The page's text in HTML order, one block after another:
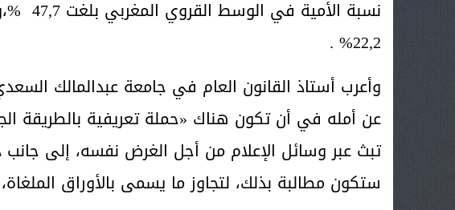
22,2% .
وأعرب أستاذ القانون العام في جامعة عبدالمالك
عن أمله في أن تكون هناك «حملة تعريفية بالطريقة
تبث عبر وسائل الإعلام من أجل الغرض نفسه، إلى جانب
ستكون مطالبة بذلك، لتجاوز ما يسمى بالأوراق